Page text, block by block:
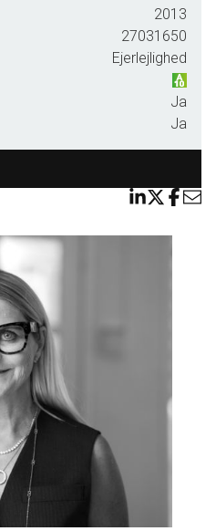
loungemøbler og
masser af blomsterkrukker.
byder ligeledes på en dejlig
træder ind i denne lejlighed
hvide fronter i åben
med udgang til den store
fra alle vinkler. Soveværelse
som ligeledes har udgang til
håndvaskearrngement,
klinker. Værelse med 2 faste
ligesom den opvarmes
der p-plads bag ved
af Herning, så har du en helt
2013
27031650
Ejerlejlighed
Ja
Ja